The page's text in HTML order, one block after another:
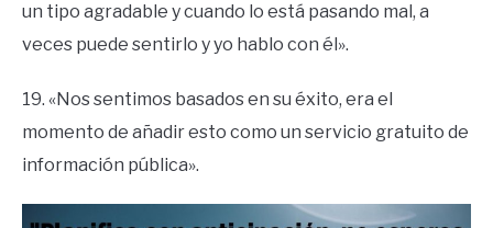
un tipo agradable y cuando lo está pasando mal, a
veces puede sentirlo y yo hablo con él».
19. «Nos sentimos basados en su éxito, era el
momento de añadir esto como un servicio gratuito de
información pública».